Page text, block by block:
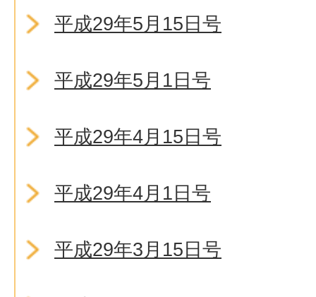
平成29年5月15日号
平成29年5月1日号
平成29年4月15日号
平成29年4月1日号
平成29年3月15日号